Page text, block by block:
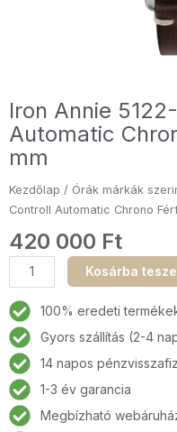
Iron Annie
Automatic
mm
Kezdőlap / Órák márkák
Controll Automatic Chrono
420 000 Ft
Iron
Annie
5122-
2
Flight
Controll
Automatic
Chrono
Férfi
Kosárba
100% eredeti
Gyors szállítás (2-4
14 napos
1-3 év garancia
Megbízható